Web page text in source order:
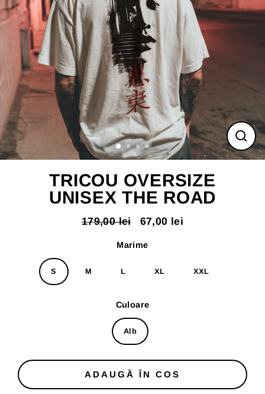
TRICOU OVERSIZE
UNISEX THE ROAD
Pret
179,00 leiPret67,00 lei
Marime
S M L XL XXL
Culoare
Alb
ADAUGĂ ÎN COS